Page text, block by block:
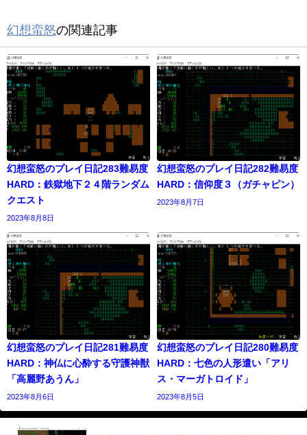
幻想蛮怒の関連記事
幻想蛮怒のプレイ日記283難易度
HARD：鉄獄地下２４階ランダム
クエスト
2023年8月8日
幻想蛮怒のプレイ日記282難易度
HARD：信仰度３（ガチャピン）
2023年8月7日
幻想蛮怒のプレイ日記281難易度
HARD：神仏に心酔する守護神獣
「高麗野あうん」
2023年8月6日
幻想蛮怒のプレイ日記280難易度
HARD：七色の人形遣い「アリ
ス・マーガトロイド」
2023年8月5日